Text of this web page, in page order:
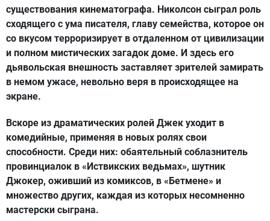
существования кинематографа. Николсон сыграл роль
сходящего с ума писателя, главу семейства, которое он
со вкусом терроризирует в отдаленном от цивилизации
и полном мистических загадок доме. И здесь его
дьявольская внешность заставляет зрителей замирать
в немом ужасе, невольно веря в происходящее на
экране.
Вскоре из драматических ролей Джек уходит в
комедийные, применяя в новых ролях свои
способности. Среди них: обаятельный соблазнитель
провинциалок в «Иствикских ведьмах», шутник
Джокер, оживший из комиксов, в «Бетмене» и
множество других, каждая из которых несомненно
мастерски сыграна.